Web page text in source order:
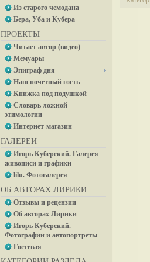
Из старого чемодана
Бера, Уба и Кубера
ПРОЕКТЫ
Читает автор (видео)
Мемуары
Эпиграф дня
Наш почетный гость
Книжка под подушкой
Словарь ложной
этимологии
Интернет-магазин
ГАЛЕРЕИ
Игорь Куберский. Галерея
живописи и графики
lilu. Фотогалерея
ОБ АВТОРАХ ЛИРИКИ
Отзывы и рецензии
Об авторах Лирики
Игорь Куберский.
Фотографии и автопортреты
Гостевая